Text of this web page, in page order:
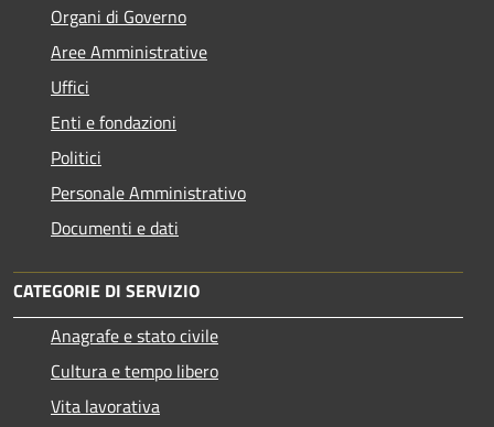
Organi di Governo
Aree Amministrative
Uffici
Enti e fondazioni
Politici
Personale Amministrativo
Documenti e dati
CATEGORIE DI SERVIZIO
Anagrafe e stato civile
Cultura e tempo libero
Vita lavorativa